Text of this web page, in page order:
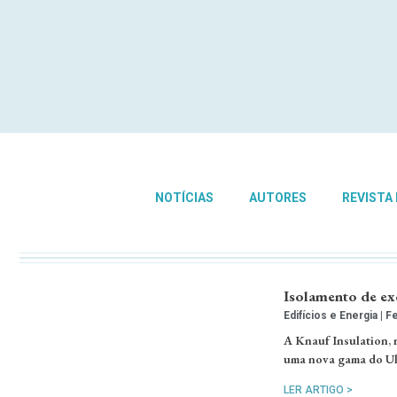
NOTÍCIAS AUTORES
Isolamento de
Edifícios e Energia
A Knauf Insulation,
uma nova gama do
LER ARTIGO >